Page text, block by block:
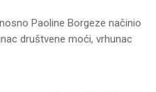
Paoline Borgeze načinio
društvene moći, vrhunac